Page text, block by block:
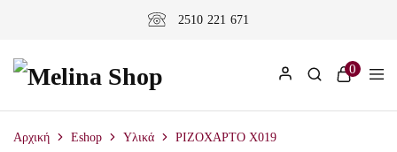
2510 221 671
0
Αρχική Eshop Υλικά ΡΙΖΟΧΑΡΤΟ X019